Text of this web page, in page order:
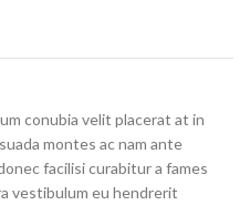
conubia velit placerat at in
montes ac nam ante
facilisi curabitur a fames
vestibulum eu hendrerit